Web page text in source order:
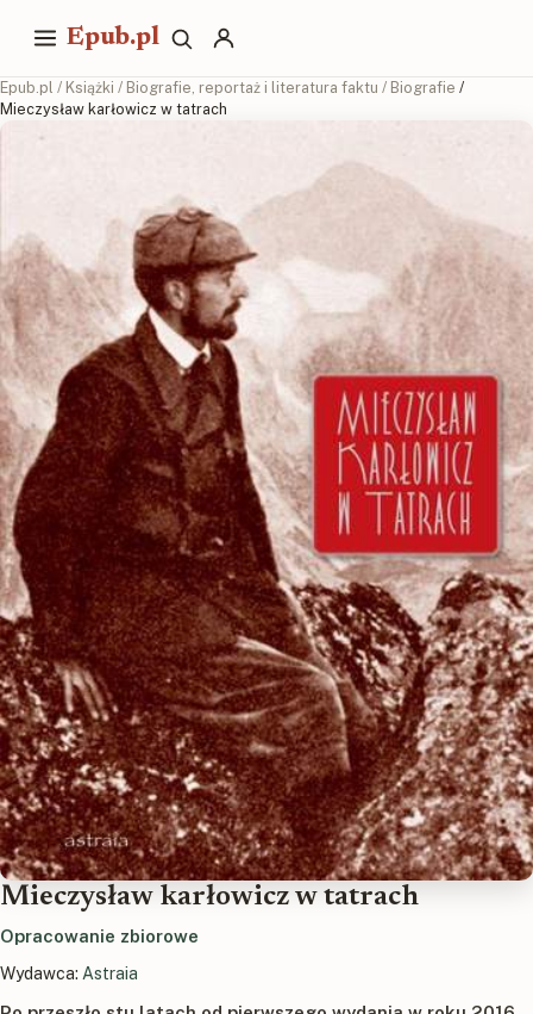
Epub.pl
Epub.pl / Książki / Biografie, reportaż i literatura faktu / Biografie /
Mieczysław karłowicz w tatrach
Mieczysław karłowicz w tatrach
Opracowanie zbiorowe
Wydawca: Astraia